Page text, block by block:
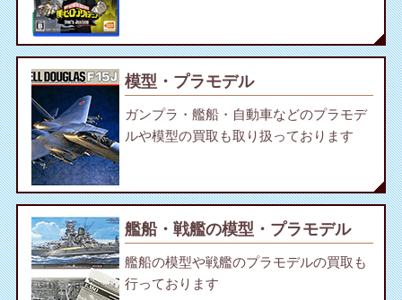
模型・プラモデル
ガンプラ・艦船・自動車などのプラモデ
ルや模型の買取も取り扱っております
艦船・戦艦の模型・プラモデル
艦船の模型や戦艦のプラモデルの買取も
行っております